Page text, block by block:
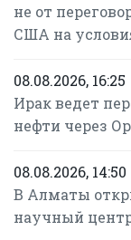
не от
США на
08.08.2026, 16:25
Ирак ведет
нефти через
08.08.2026, 14:50
В Алматы
научный